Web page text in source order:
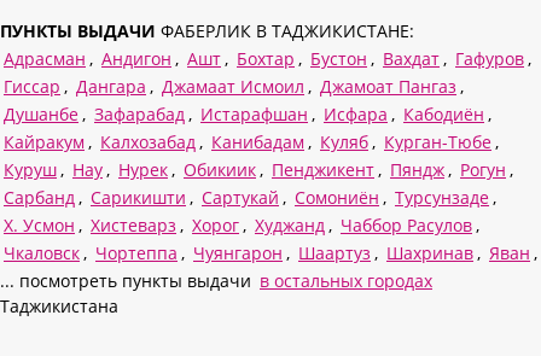
ПУНКТЫ ВЫДАЧИ ФАБЕРЛИК В ТАДЖИКИСТАНЕ:
Адрасман , Андигон , Ашт , Бохтар , Бустон , Вахдат , Гафуров ,
Гиссар , Дангара , Джамаат Исмоил , Джамоат Пангаз ,
Душанбе , Зафарабад , Истарафшан , Исфара , Кабодиён ,
Кайракум , Калхозабад , Канибадам , Куляб , Курган-Тюбе ,
Куруш , Нау , Нурек , Обикиик , Пенджикент , Пяндж , Рогун ,
Сарбанд , Сарикишти , Сартукай , Сомониён , Турсунзаде ,
Х. Усмон , Хистеварз , Хорог , Худжанд , Чаббор Расулов ,
Чкаловск , Чортеппа , Чуянгарон , Шаартуз , Шахринав , Яван ,
... посмотреть пункты выдачи в остальных городах
Таджикистана